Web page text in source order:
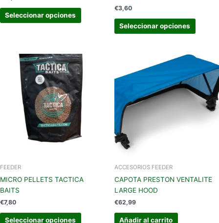
Seleccionar opciones
€3,60
Seleccionar opciones
FEEDER
MICRO PELLETS TACTICA
BAITS
€7,80
Seleccionar opciones
Este
tiene
múltiples
Las
opciones
se
la
ACCESORIOS FEEDER
CAPOTA PRESTON VENTALITE
LARGE HOOD
€62,99
Añadir al carrito